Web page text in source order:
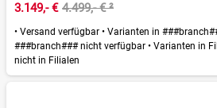
3.149,- € 4.499,- €²
• Versand verfügbar • Varianten in
###branch### nicht verfügbar • Varianten in
nicht in Filialen